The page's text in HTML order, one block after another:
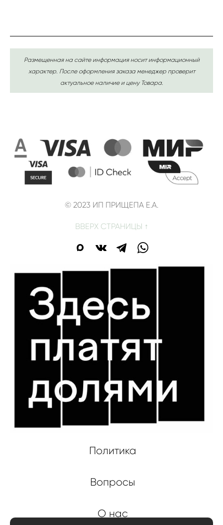
Размещенная на сайте информация носит информационный
характер. После оформления заказа менеджер проверит
актуальное наличие и цену Товара.
© 2023 ИП ПРИЩЕПА Е.А.
ВВЕРХ СТРАНИЦЫ ↑
Политика
Вопросы
О нас